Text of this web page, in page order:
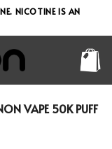
NICOTINE IS AN
VAPE 50K PUFF